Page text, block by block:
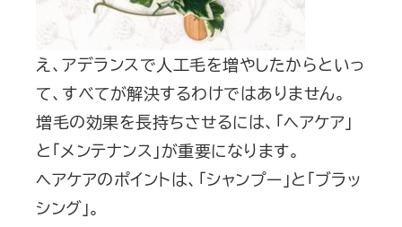
え、アデランスで人工毛を増やしたからといっ
て、すべてが解決するわけではありません。
増毛の効果を長持ちさせるには、「ヘアケア」
と「メンテナンス」が重要になります。
ヘアケアのポイントは、「シャンプー」と「ブラッ
シング」。